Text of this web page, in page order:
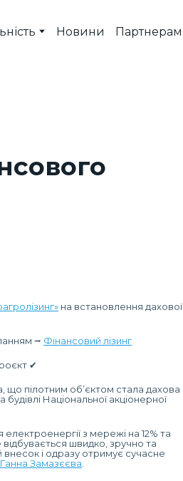
Новини Партнерам
на встановлення дахової
⭢ Фінансовий лізинг
✔︎
пілотним об’єктом стала дахова
Національної акціонерної
з мережі на 12% та
швидко, зручно та
і одразу отримує сучасне
Ганна Замазєєва